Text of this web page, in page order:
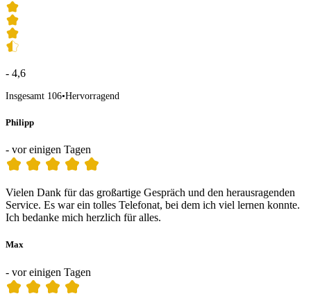
- 4,6
Insgesamt 106•Hervorragend
Philipp
- vor einigen Tagen
Vielen Dank für das großartige Gespräch und den herausragenden
Service. Es war ein tolles Telefonat, bei dem ich viel lernen konnte.
Ich bedanke mich herzlich für alles.
Max
- vor einigen Tagen